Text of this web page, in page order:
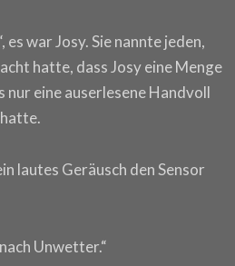
es war Josy. Sie nannte jeden,
hatte, dass Josy eine Menge
nur eine auserlesene Handvoll
lautes Geräusch den Sensor
Unwetter.“